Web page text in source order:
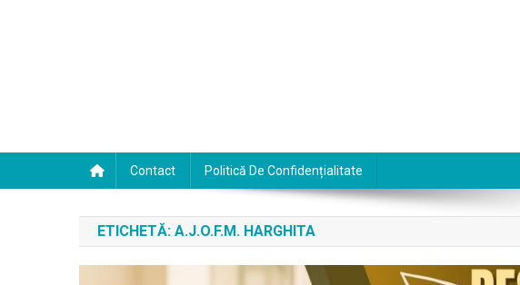
Contact Politică De Confidențialitate
ETICHETĂ: A.J.O.F.M. HARGHITA